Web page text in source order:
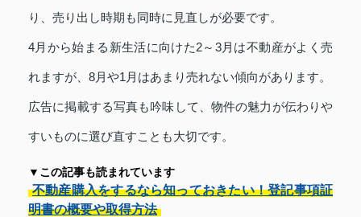
り、売り出し時期も同時に見直しが必要です。
4月から始まる新生活に向けた2～3月は不動産がよく売
れますが、8月や1月はあまり売れない傾向があります。
広告に掲載する写真も吟味して、物件の魅力が伝わりや
すいものに選び直すことも大切です。
▼この記事も読まれています
不動産購入をするなら知っておきたい！登記事項証
明書の概要や取得方法